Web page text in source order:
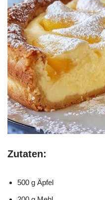
Zutaten:
500 g Äpfel